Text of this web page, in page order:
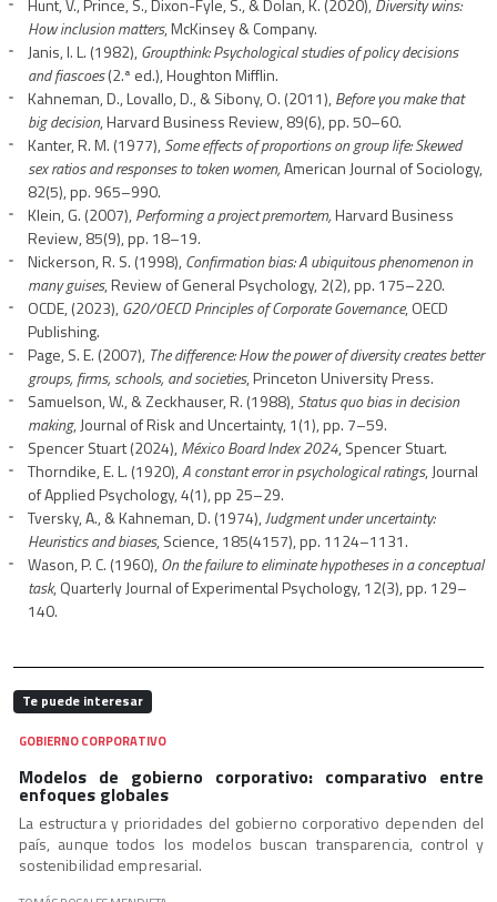
Hunt, V., Prince, S., Dixon-Fyle, S., & Dolan, K. (2020),Diversity wins:
How inclusion matters, McKinsey & Company.
Janis, I. L. (1982),Groupthink: Psychological studies of policy decisions
and fiascoes(2.ª ed.), Houghton Mifflin.
Kahneman, D., Lovallo, D., & Sibony, O. (2011),Before you make that
big decision, Harvard Business Review, 89(6), pp. 50–60.
Kanter, R. M. (1977),Some effects of proportions on group life: Skewed
sex ratios and responses to token women,American Journal of Sociology,
82(5), pp. 965–990.
Klein, G. (2007),Performing a project premortem,Harvard Business
Review, 85(9), pp. 18–19.
Nickerson, R. S. (1998),Confirmation bias: A ubiquitous phenomenon in
many guises, Review of General Psychology, 2(2), pp. 175–220.
OCDE, (2023),G20/OECD Principles of Corporate Governance, OECD
Publishing.
Page, S. E. (2007), The difference: How the power of diversity creates better
groups, firms, schools, and societies, Princeton University Press.
Samuelson, W., & Zeckhauser, R. (1988),Status quo bias in decision
making, Journal of Risk and Uncertainty, 1(1), pp. 7–59.
Spencer Stuart (2024),México Board Index 2024, Spencer Stuart.
Thorndike, E. L. (1920),A constant error in psychological ratings, Journal
of Applied Psychology, 4(1), pp 25–29.
Tversky, A., & Kahneman, D. (1974),Judgment under uncertainty:
Heuristics and biases, Science, 185(4157), pp. 1124–1131.
Wason, P. C. (1960),On the failure to eliminate hypotheses in a conceptual
task, Quarterly Journal of Experimental Psychology, 12(3), pp. 129–
140.
Te puede interesar
GOBIERNO CORPORATIVO
Modelos de gobierno corporativo: comparativo entre
enfoques globales
La estructura y prioridades del gobierno corporativo dependen del
país, aunque todos los modelos buscan transparencia, control y
sostenibilidad empresarial.